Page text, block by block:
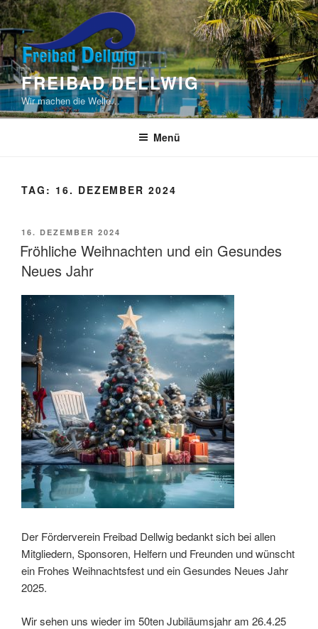
Zum
Inhalt
springen
FREIBAD DELLWIG
Wir machen die Welle…
Menü
TAG: 16. DEZEMBER 2024
VERÖFFENTLICHT
AM
16. DEZEMBER 2024
Fröhliche Weihnachten und ein Gesundes
Neues Jahr
Der Förderverein Freibad Dellwig bedankt sich bei allen
Mitgliedern, Sponsoren, Helfern und Freunden und wünscht
ein Frohes Weihnachtsfest und ein Gesundes Neues Jahr
2025.
Wir sehen uns wieder im 50ten Jubiläumsjahr am 26.4.25